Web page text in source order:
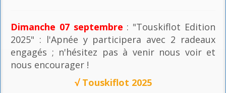
Dimanche 07 septembre : "Touskiflot Edition
2025" : l'Apnée y participera avec 2 radeaux
engagés ; n'hésitez pas à venir nous voir et
nous encourager !
√ Touskiflot 2025